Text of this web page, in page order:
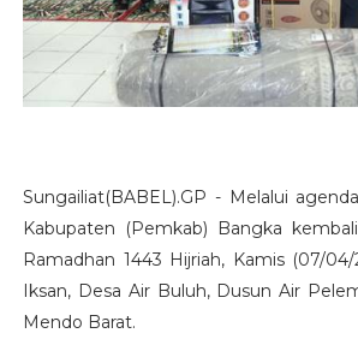
Sungailiat(BABEL).GP - Melalui
Kabupaten (Pemkab) Bangka
Ramadhan 1443 Hijriah, Kamis (07/
Iksan, Desa Air Buluh, Dusun Air
Mendo Barat.